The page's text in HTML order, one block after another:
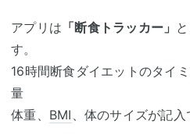
アプリは 「断食トラッカー」
す。
16時間断食ダイエットのタイ
量
体重、 BMI 、体のサイズが記入